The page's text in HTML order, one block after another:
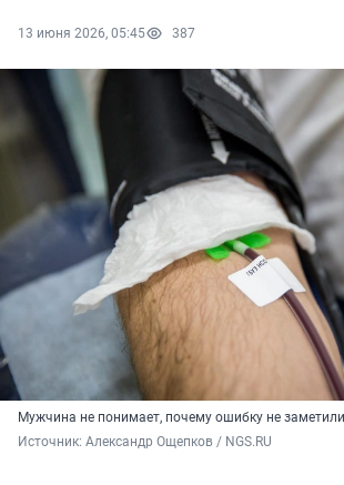
13 июня 2026, 05:45 387
Мужчина не понимает, почему ошибку не
Источник: Александр Ощепков / NGS.RU